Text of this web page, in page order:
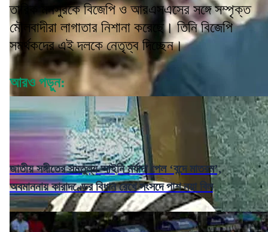
তারিক মনসুরকে বিজেপি ও আরএসএসের সঙ্গে সম্পৃক্ত
মৌলবাদীরা লাগাতার নিশানা করেছে। তিনি বিজেপি
সমর্থকদের এই দলকে নেতৃত্ব দিচ্ছেন।
আরও পড়ুন:
জাতীয় সঙ্গীতের সমতুল্য আইনি মর্যাদা পেল ‘বন্দে মাতরম’,
অবমাননায় কারাদণ্ডের বিধান রেখে সংসদে পাশ নয়া বিল